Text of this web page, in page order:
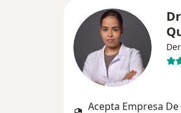
Acepta Empresa